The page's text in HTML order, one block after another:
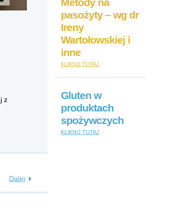
z
Dalej
pasożyty – wg dr
Ireny
Wartołowskiej i
inne
KLIKNIJ TUTAJ
Gluten w
produktach
spożywczych
KLIKNIJ TUTAJ